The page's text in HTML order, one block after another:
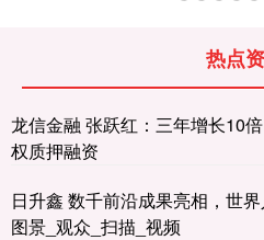
热点
龙信金融 张跃红：三年增长10
权质押融资
日升鑫 数千前沿成果亮相，世
图景_观众_扫描_视频